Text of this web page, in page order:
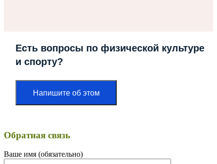
Есть вопросы по физической культуре
и спорту?
Напишите об этом
Обратная связь
Ваше имя (обязательно)